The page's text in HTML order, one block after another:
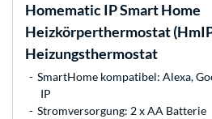
Homematic IPSmart Home
Heizkörperthermostat
Heizungsthermostat
SmartHome kompatibel: Alexa,
IP
Stromversorgung: 2 x AA Batterie